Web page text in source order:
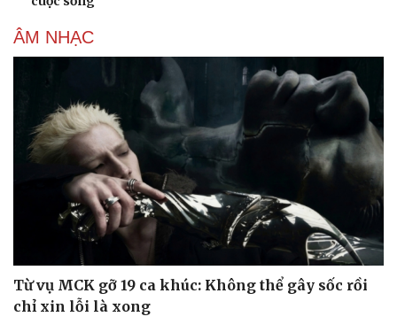
ÂM NHẠC
Từ vụ MCK gỡ 19 ca khúc: Không thể gây sốc rồi
chỉ xin lỗi là xong